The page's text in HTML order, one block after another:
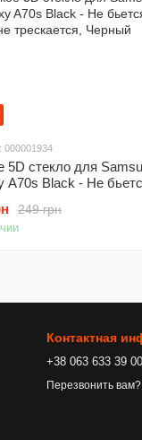
000001934
5D стекло для
A70s Black - Не
249 грн
Контактная
+38 063 633 39 00
Перезвонить вам?